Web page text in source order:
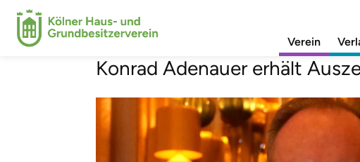
Verein
Hanns-Schaefer-
Konrad Adenauer erhält